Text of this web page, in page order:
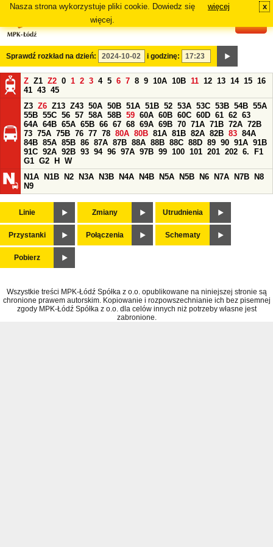
Nasza strona wykorzystuje pliki cookie. Dowiedz się
więcej.
więcej x
Sprawdź rozkład na dzień: i godzinę:
Z Z1 Z2 0 1 2 3 4 5 6 7 8 9 10A 10B 11 12 13 14 15 16
41 43 45
Z3 Z6 Z13 Z43 50A 50B 51A 51B 52 53A 53C 53B 54B 55A
55B 55C 56 57 58A 58B 59 60A 60B 60C 60D 61 62 63
64A 64B 65A 65B 66 67 68 69A 69B 70 71A 71B 72A 72B
73 75A 75B 76 77 78 80A 80B 81A 81B 82A 82B 83 84A
84B 85A 85B 86 87A 87B 88A 88B 88C 88D 89 90 91A 91B
91C 92A 92B 93 94 96 97A 97B 99 100 101 201 202 6.
F1
G1 G2 H
W
N1A
N1B N2 N3A N3B N4A N4B N5A N5B N6 N7A N7B
N8
N9
Linie Zmiany Utrudnienia
Przystanki Połączenia Schematy
Pobierz
Wszystkie treści MPK-Łódź Spółka z o.o. opublikowane na niniejszej stronie są
chronione prawem autorskim. Kopiowanie i rozpowszechnianie ich bez pisemnej
zgody MPK-Łódź Spółka z o.o. dla celów innych niż potrzeby własne jest
zabronione.